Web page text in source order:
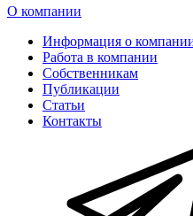
О компании
Информация о
Работа в компании
Собственникам
Публикации
Статьи
Контакты